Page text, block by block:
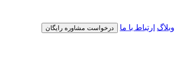
وبلاگ ارتباط با ما درخواست مشاوره رایگان